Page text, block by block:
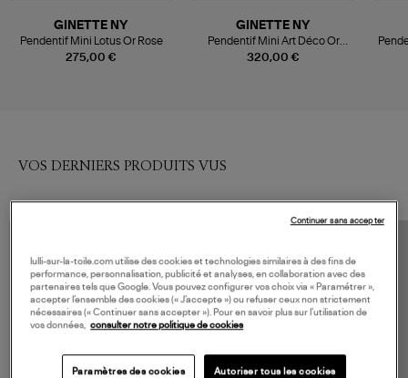
275,00 €
GINETTE NY
Pendentif Mini Lotus Or Rose
320,00 €
GINETTE NY
Pendentif Mini Art Déco Or
Rose
VOS DERNIERS PRODUITS VUS
lulli-sur-la-toile.com utilise des cookies et technologies similaires à des fins de
performance, personnalisation, publicité et analyses, en collaboration avec des
partenaires tels que Google. Vous pouvez configurer vos choix via « Paramétrer »,
accepter l’ensemble des cookies (« J’accepte ») ou refuser ceux non strictement
nécessaires (« Continuer sans accepter »). Pour en savoir plus sur l’utilisation de
vos données, consulter notre politique de cookies
Paramètres des cookies Autoriser tous les cookies
Continuer sans accepter